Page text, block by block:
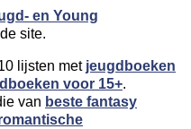
en Young
site.
lijsten met jeugdboeken
voor 15+.
van beste fantasy